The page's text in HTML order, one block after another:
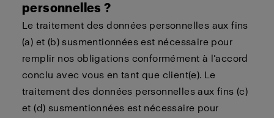
personnelles ?
Le traitement des données personnelles aux fins
(a) et (b) susmentionnées est nécessaire pour
remplir nos obligations conformément à l’accord
conclu avec vous en tant que client(e). Le
traitement des données personnelles aux fins (c)
et (d) susmentionnées est nécessaire pour